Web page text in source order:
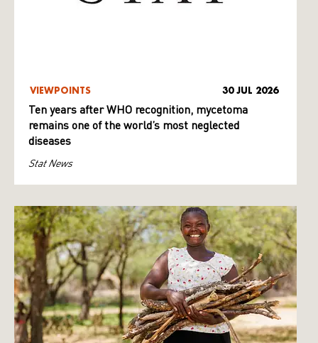
VIEWPOINTS 30 JUL 2026
Ten years after WHO recognition, mycetoma
remains one of the world’s most neglected
diseases
Stat News